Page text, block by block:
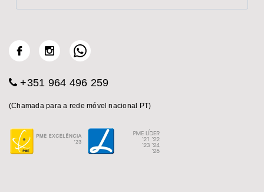
+351 964 496 259
(Chamada para a rede móvel nacional PT)